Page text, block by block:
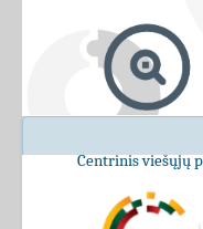
Centrinis viešųjų